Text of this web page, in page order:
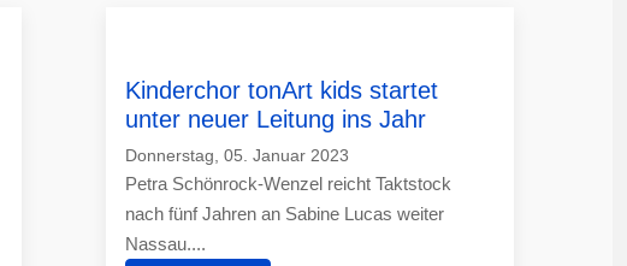
Kinderchor tonArt kids startet
unter neuer Leitung ins Jahr
Donnerstag, 05. Januar 2023
Petra Schönrock-Wenzel reicht Taktstock
nach fünf Jahren an Sabine Lucas weiter
Nassau....